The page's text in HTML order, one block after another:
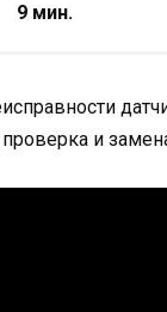
9 мин.